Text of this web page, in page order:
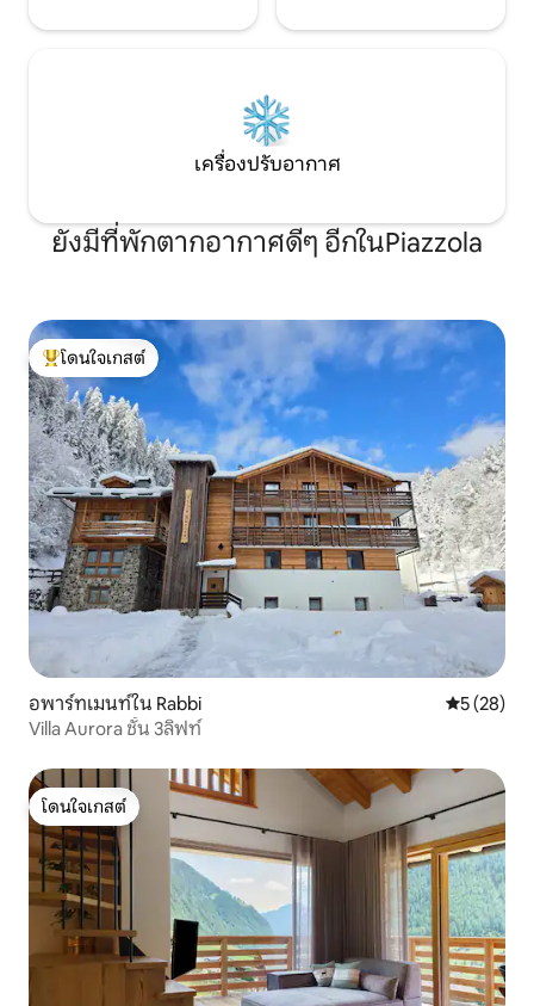
เครื่องปรับอากาศ
ยังมีที่พักตากอากาศดีๆ อีกในPiazzola
โดนใจเกสต์ที่สุด
โดนใจเกสต์
อพาร์ทเมนท์ใน Rabbi คะแนนเฉลี่
5 (28)
Villa Aurora ชั้น 3ลิฟท์
โดนใจเกสต์
โดนใจเกสต์